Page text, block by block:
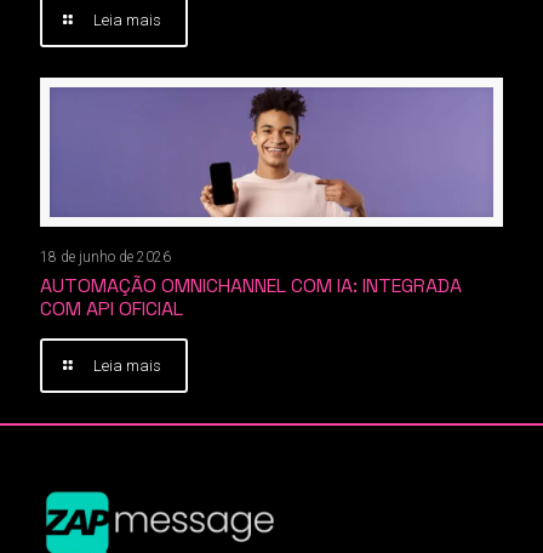
Leia mais
18 de junho de 2026
AUTOMAÇÃO OMNICHANNEL COM IA: INTEGRADA
COM API OFICIAL
Leia mais